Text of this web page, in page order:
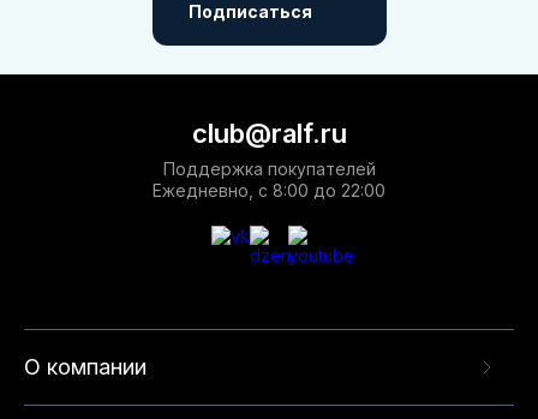
Подписаться
О компании
club@ralf.ru
Поддержка покупателей
Ежедневно, с 8:00 до 22:00